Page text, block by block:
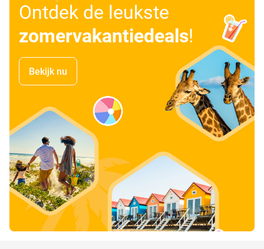
Ontdek de leukste
zomervakantiedeals!
Bekijk nu